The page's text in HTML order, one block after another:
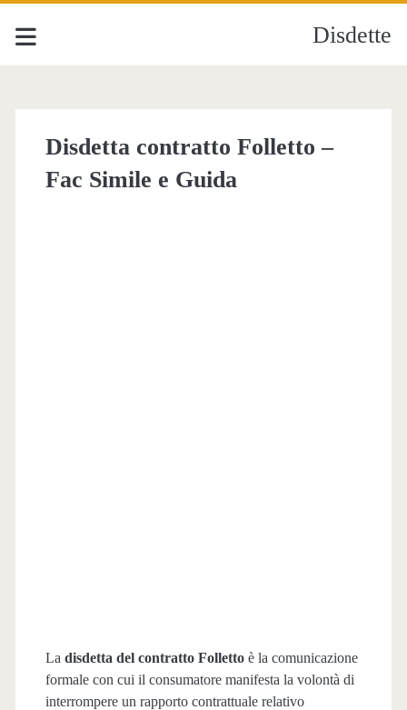
Disdette
Disdetta contratto Folletto​ –
Fac Simile e Guida
La disdetta del contratto Follettoè la comunicazione
formale con cui il consumatore manifesta la volontà di
interrompere un rapporto contrattuale relativo